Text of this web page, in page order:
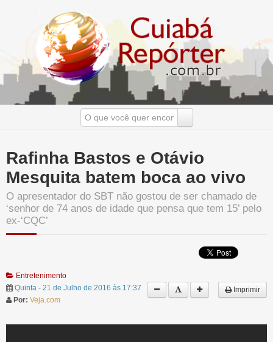
Rafinha Bastos e Otávio
Mesquita batem boca ao vivo
O apresentador do SBT não gostou de ser chamado de
‘senhor de 74 anos de idade que pensa que tem 15’ pelo
ex-‘CQC’
Entretenimento
Quinta - 21 de Julho de 2016 às 17:37
Por: Veja.com
Imprimir